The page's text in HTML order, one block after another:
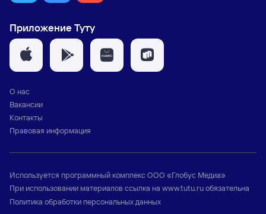
Приложение Туту
О нас
Вакансии
Контакты
Правовая информация
Используется программный комплексООО «Глобус Медиа»
При использовании материалов ссылка на www.tutu.ruобязательна
Политика обработки персональных данных